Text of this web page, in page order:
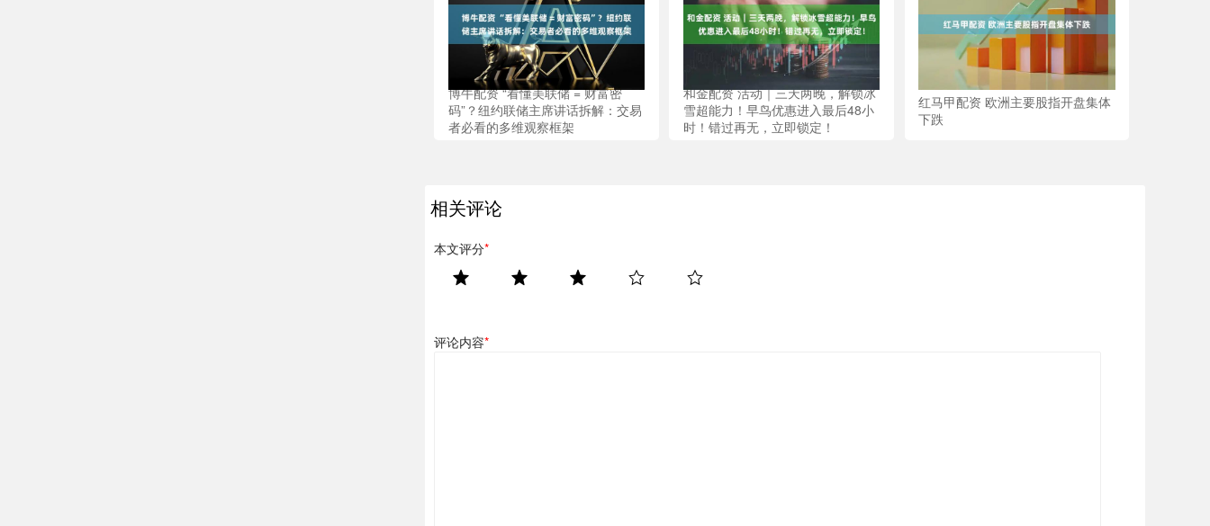
博牛配资 “看懂美联储 = 财富密
码”？纽约联储主席讲话拆解：交易
者必看的多维观察框架
和金配资 活动｜三天两晚，解锁冰
雪超能力！早鸟优惠进入最后48小
时！错过再无，立即锁定！
红马甲配资 欧洲主要股指开盘集体
下跌
相关评论
本文评分*
评论内容*